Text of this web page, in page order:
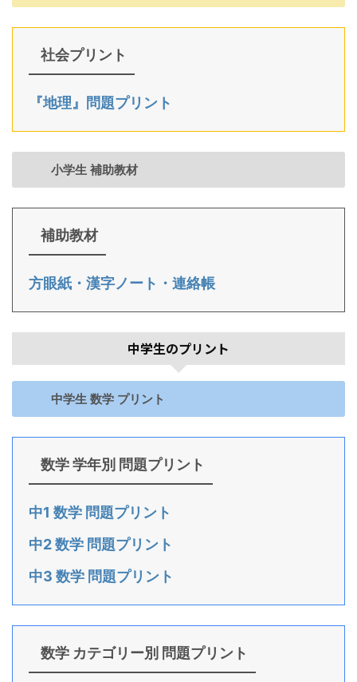
社会プリント
『地理』問題プリント
小学生 補助教材
補助教材
方眼紙・漢字ノート・連絡帳
中学生のプリント
中学生 数学 プリント
数学 学年別 問題プリント
中1 数学 問題プリント
中2 数学 問題プリント
中3 数学 問題プリント
数学 カテゴリー別 問題プリント